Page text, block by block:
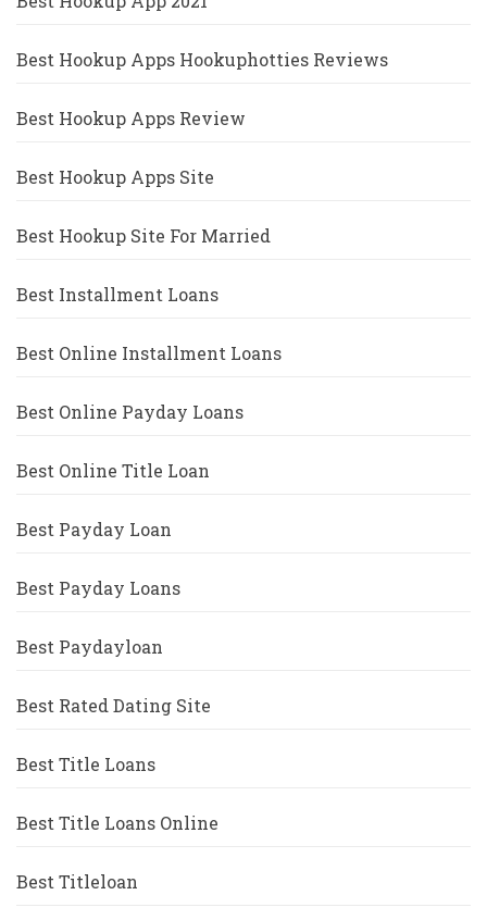
Best Hookup Apps Hookuphotties Reviews
Best Hookup Apps Review
Best Hookup Apps Site
Best Hookup Site For Married
Best Installment Loans
Best Online Installment Loans
Best Online Payday Loans
Best Online Title Loan
Best Payday Loan
Best Payday Loans
Best Paydayloan
Best Rated Dating Site
Best Title Loans
Best Title Loans Online
Best Titleloan